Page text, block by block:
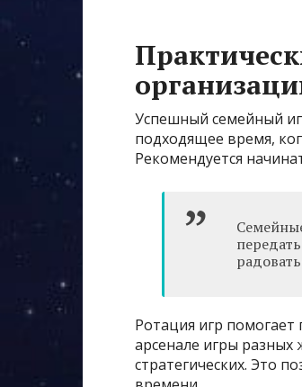
Успешный семейный
подходящее время,
Рекомендуется
Ротация игр помогает
арсенале игры
стратегических. Это